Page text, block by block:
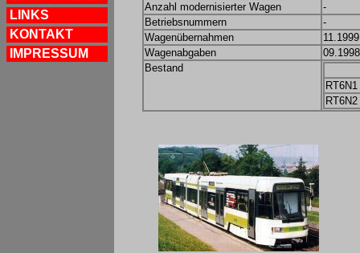
LINKS
KONTAKT
IMPRESSUM
Anzahl modernisierter Wagen
-
Betriebsnummern
-
Wagenübernahmen
Wagenabgaben
Bestand
RT6N1
RT6N2